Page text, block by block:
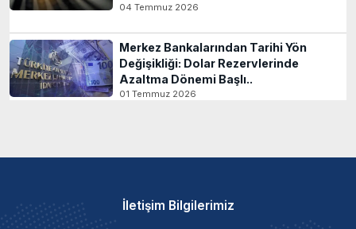
04 Temmuz 2026
Merkez Bankalarından Tarihi Yön
Değişikliği: Dolar Rezervlerinde
Azaltma Dönemi Başlı..
01 Temmuz 2026
İletişim Bilgilerimiz